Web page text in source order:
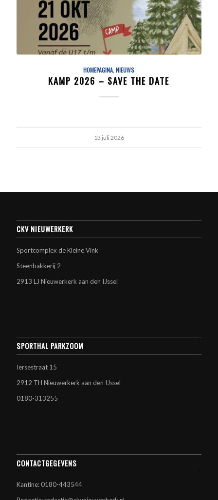
HOMEPAGINA,NIEUWS
KAMP 2026 – SAVE THE DATE
13 juli 2026
CKV NIEUWERKERK
Sportcomplex de Kleine Vink
Steenbakkerij 2
2913 LJ Nieuwerkerk aan den IJssel
SPORTHAL PARKZOOM
Iersestraat 15
2912 TH Nieuwerkerk aan den IJssel
0180-313255
CONTACTGEGEVENS
Kantine: 0180-443544